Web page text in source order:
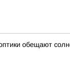
обещают